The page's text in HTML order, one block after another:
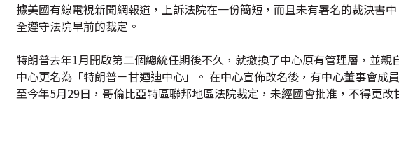
據美國有線電視新聞網報道，上訴法院在一份簡短，而且未有署名的裁決書
全遵守法院早前的裁定。
特朗普去年1月開啟第二個總統任期後不久，就撤換了中心原有管理層，並
中心更名為「特朗普－甘迺迪中心」。 在中心宣佈改名後，有中心董事會成
至今年5月29日，哥倫比亞特區聯邦地區法院裁定，未經國會批准，不得更改